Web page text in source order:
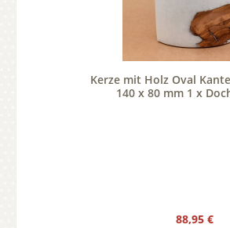
Kerze mit Holz Oval
140 x 80 mm 1 x
Regulärer
88,95 €